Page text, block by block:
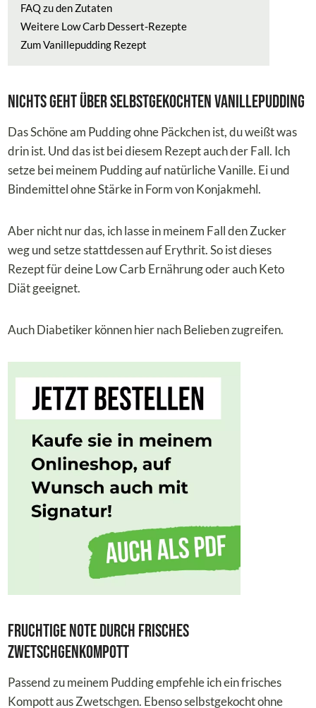
FAQ zu den Zutaten
Weitere Low Carb Dessert-Rezepte
Zum Vanillepudding Rezept
Nichts geht über selbstgekochten Vanillepudding
Das Schöne am Pudding ohne Päckchen ist, du weißt was
drin ist. Und das ist bei diesem Rezept auch der Fall. Ich
setze bei meinem Pudding auf natürliche Vanille. Ei und
Bindemittel ohne Stärke in Form von Konjakmehl.
Aber nicht nur das, ich lasse in meinem Fall den Zucker
weg und setze stattdessen auf Erythrit. So ist dieses
Rezept für deine Low Carb Ernährung oder auch Keto
Diät geeignet.
Auch Diabetiker können hier nach Belieben zugreifen.
Fruchtige Note durch frisches
Zwetschgenkompott
Passend zu meinem Pudding empfehle ich ein frisches
Kompott aus Zwetschgen. Ebenso selbstgekocht ohne